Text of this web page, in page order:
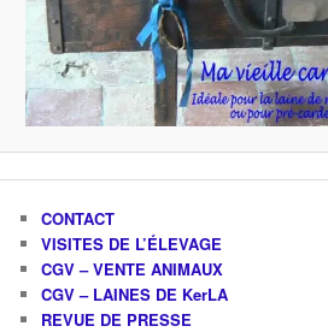
CONTACT
VISITES DE L’ÉLEVAGE
CGV – VENTE ANIMAUX
CGV – LAINES DE KerLA
REVUE DE PRESSE